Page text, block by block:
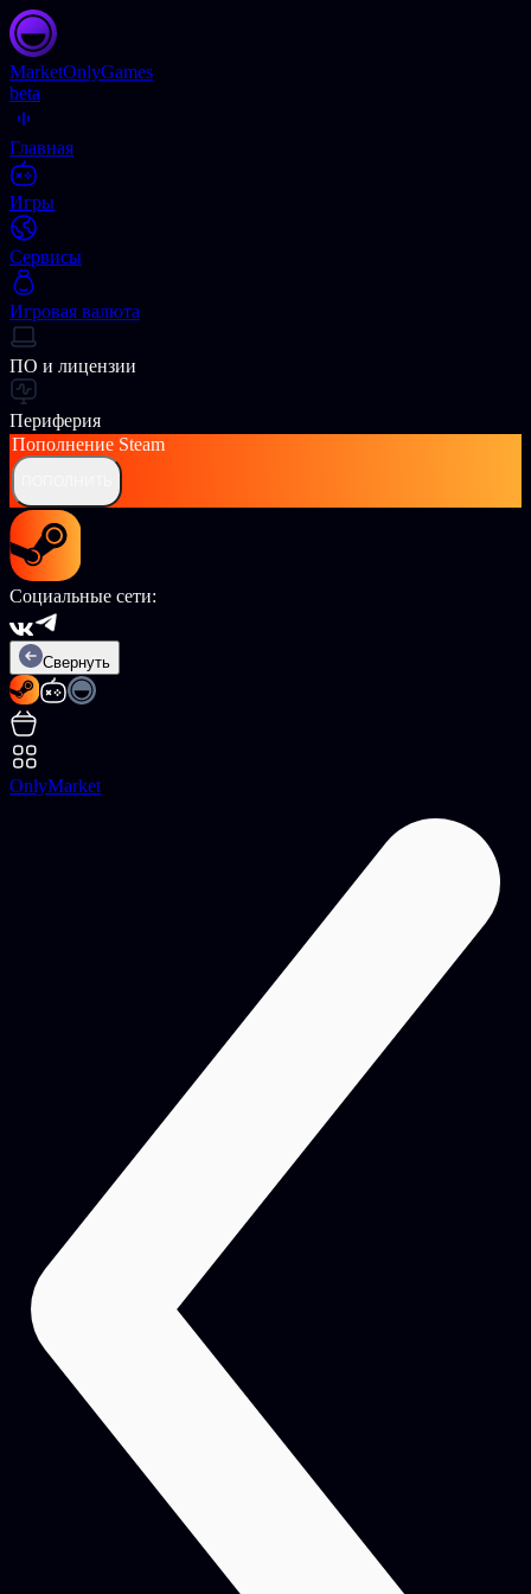
MarketOnlyGames
beta
Главная
Игры
Сервисы
Игровая валюта
ПО и лицензии
Периферия
Пополнение Steam
Социальные сети:
Свернуть
OnlyMarket